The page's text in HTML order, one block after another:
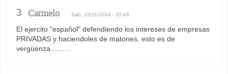
3 Carmelo Sáb, 15/11/2014 - 20:48
El ejercito "español" defendiendo los intereses de empresas
PRIVADAS y haciendoles de matones, esto es de
vergüenza..........